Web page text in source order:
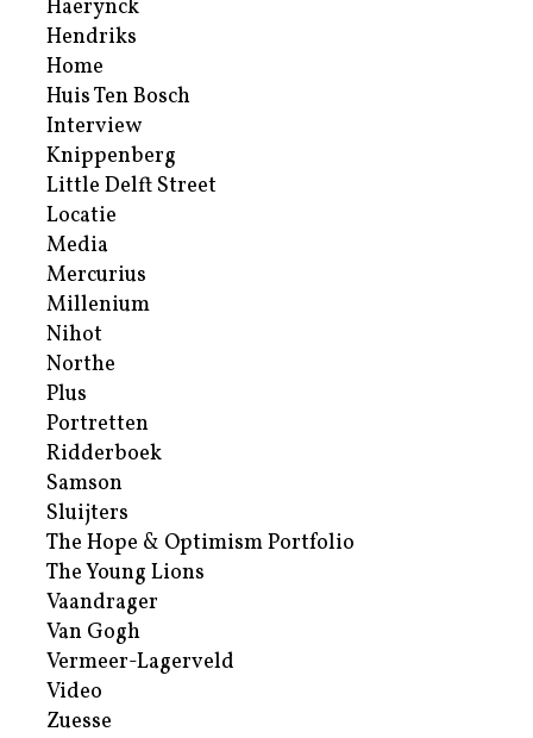
Haerynck
Hendriks
Home
Huis Ten Bosch
Interview
Knippenberg
Little Delft Street
Locatie
Media
Mercurius
Millenium
Nihot
Northe
Plus
Portretten
Ridderboek
Samson
Sluijters
The Hope & Optimism Portfolio
The Young Lions
Vaandrager
Van Gogh
Vermeer-Lagerveld
Video
Zuesse